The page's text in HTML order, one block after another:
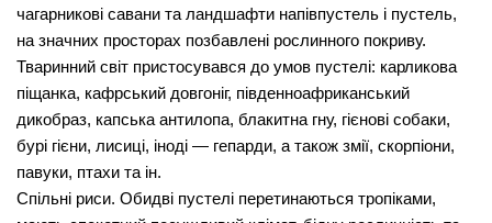
чагарникові савани та ландшафти напівпустель і пус­тель,
на значних просторах позбавлені рослинного покриву.
Тваринний світ пристосувався до умов пустелі: карликова
пі­щанка, кафрський довгоніг, південноафриканський
дикобраз, капська антилопа, блакитна гну, гієнові собаки,
бурі гієни, лисиці, іноді — гепарди, а також змії, скорпіони,
павуки, птахи та ін.
Спільні риси. Обидві пустелі перетинаються тропіками,